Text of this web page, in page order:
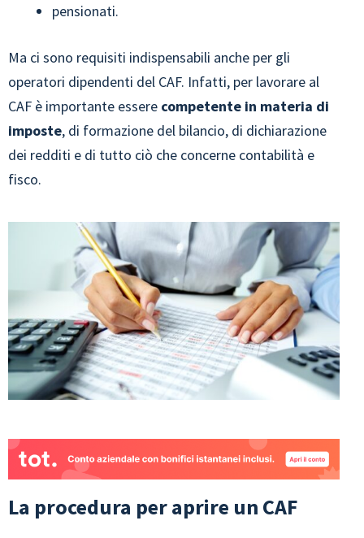
pensionati.
Ma ci sono requisiti indispensabili anche per gli
operatori dipendenti del CAF. Infatti, per lavorare al
CAF è importante essere competente in materia di
imposte, di formazione del bilancio, di dichiarazione
dei redditi e di tutto ciò che concerne contabilità e
fisco.
La procedura per aprire un CAF